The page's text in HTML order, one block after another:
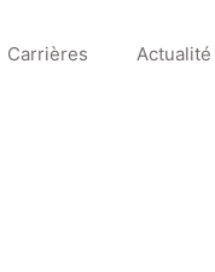
Carrières Actualité